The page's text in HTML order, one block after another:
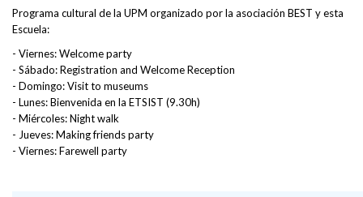
Programa cultural de la UPM organizado por la asociación BEST y esta
Escuela:
- Viernes: Welcome party
- Sábado: Registration and Welcome Reception
- Domingo: Visit to museums
- Lunes: Bienvenida en la ETSIST (9.30h)
- Miércoles: Night walk
- Jueves: Making friends party
- Viernes: Farewell party